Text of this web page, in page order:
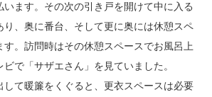
います。その次の引き戸を開けて中に入る
り、奥に番台、そして更に奥には休憩スペ
す。訪問時はその休憩スペースでお風呂上
で「サザエさん」を見ていました。
して暖簾をくぐると、更衣スペースは必要